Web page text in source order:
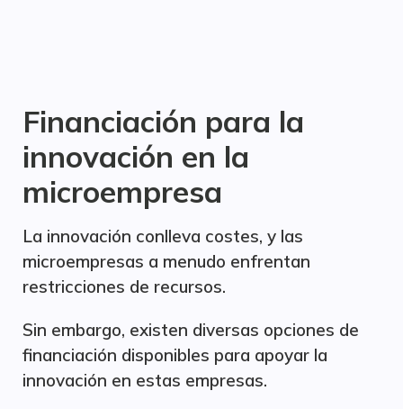
Financiación para la
innovación en la
microempresa
La innovación conlleva costes, y las
microempresas a menudo enfrentan
restricciones de recursos.
Sin embargo, existen diversas opciones de
financiación disponibles para apoyar la
innovación en estas empresas.